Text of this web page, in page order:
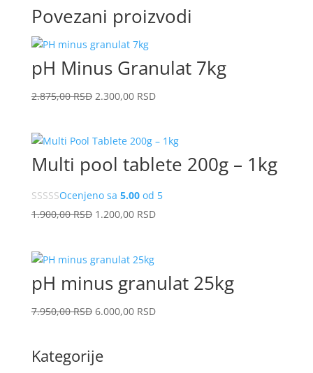
Povezani proizvodi
pH Minus Granulat 7kg
2.875,00RSD Originalna
bila:
2.875,00
RSD.
2.300,00RSDTrenutna
2.300,00
RSD.
Multi pool tablete 200g – 1kg
Ocenjeno sa 5.00od 5
1.900,00RSD Originalna
bila:
1.900,00
RSD.
1.200,00RSDTrenutna
RSD.
pH minus granulat 25kg
7.950,00RSD Originalna
bila:
6.000,00RSDTrenutna
Kategorije